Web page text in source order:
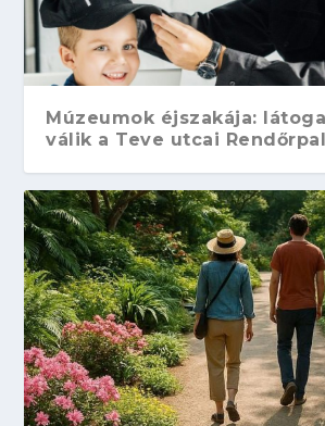
Múzeumok éjszakája:
válik a Teve utcai